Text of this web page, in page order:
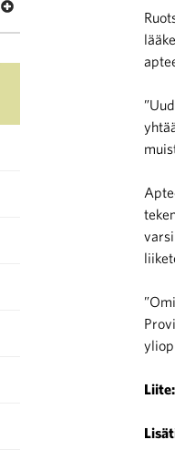
Liite:
Avaa valikko Seuraa